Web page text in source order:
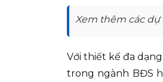
Xem thêm các dự
Với thiết kế đa
trong ngành BĐS